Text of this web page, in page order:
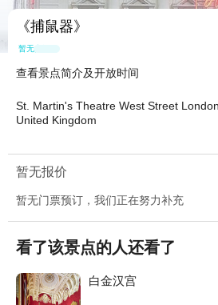
《捕鼠器》
暂无点评
查看景点简介及开放时间
St. Martin's Theatre West Street
United Kingdom
暂无报价
暂无门票预订，我们正在努力补充
看了该景点的人还看了
白金汉宫